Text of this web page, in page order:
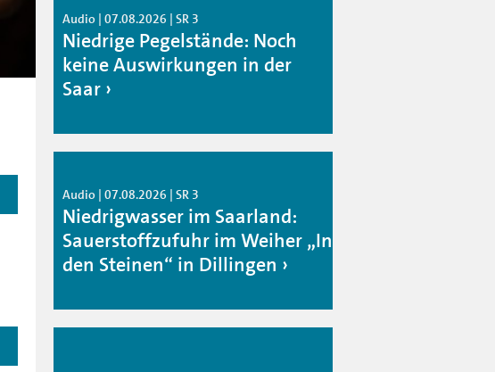
Audio | 07.08.2026 | SR 3
Niedrige Pegelstände: Noch
keine Auswirkungen in der
Saar
Audio | 07.08.2026 | SR 3
Niedrigwasser im Saarland:
Sauerstoffzufuhr im Weiher „In
den Steinen“ in Dillingen